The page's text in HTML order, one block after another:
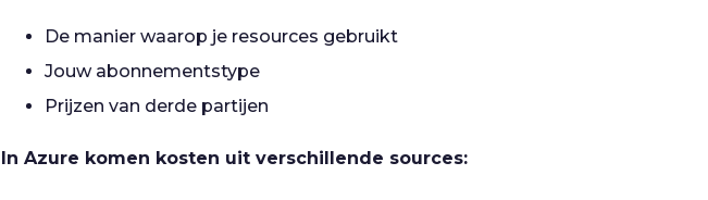
De manier waarop je resources gebruikt
Jouw abonnementstype
Prijzen van derde partijen
In Azure komen kosten uit verschillende sources: